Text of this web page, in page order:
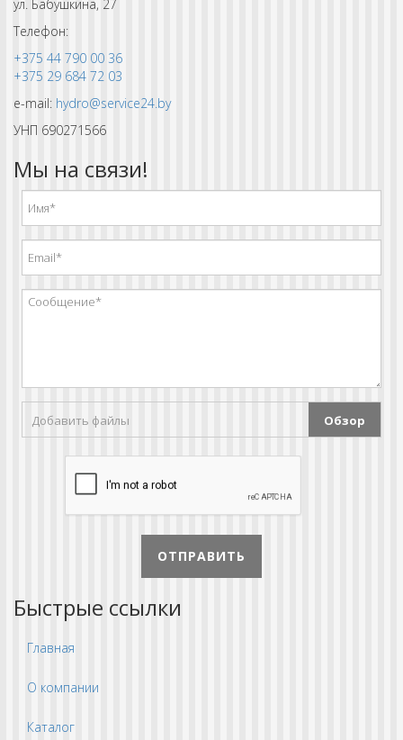
ул. Бабушкина, 27
Телефон:
+375 44 790 00 36
+375 29 684 72 03
e-mail: hydro@service24.by
УНП 690271566
Мы на связи!
Добавить файлы Обзор
ОТПРАВИТЬ
Быстрые ссылки
Главная
О компании
Каталог